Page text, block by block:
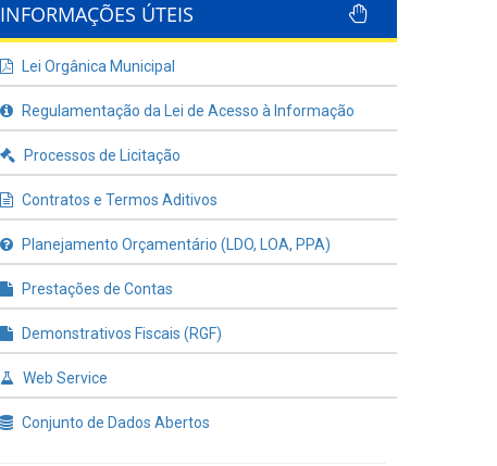
INFORMAÇÕES ÚTEIS
Lei Orgânica Municipal
Regulamentação da Lei de Acesso à Informação
Processos de Licitação
Contratos e Termos Aditivos
Planejamento Orçamentário (LDO, LOA, PPA)
Prestações de Contas
Demonstrativos Fiscais (RGF)
Web Service
Conjunto de Dados Abertos